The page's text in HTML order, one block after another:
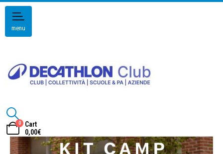
menu
0
Cart
0,00€